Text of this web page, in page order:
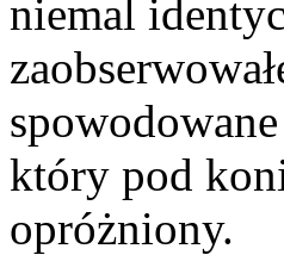
niemal
który pod
opróżniony.